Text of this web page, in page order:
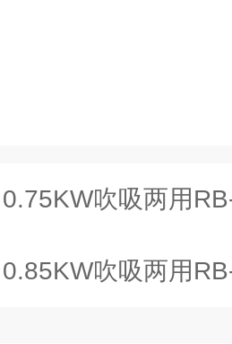
0.75KW吹吸两用RB-33D-2-AC
0.85KW吹吸两用RB-41D-2高